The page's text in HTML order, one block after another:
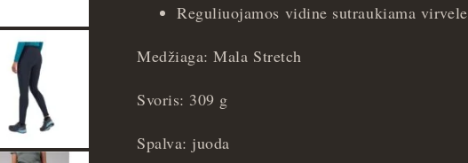
Reguliuojamos vidine sutraukiama virvele
Medžiaga: Mala Stretch
Svoris: 309 g
Spalva: juoda